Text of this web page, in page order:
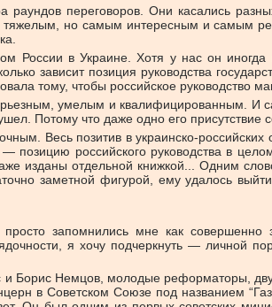
переговоров. Они касались
но самым интересным и самым
России в Украине. Хотя у нас он
зависит позиция руководства
тому, чтобы российское руководство
умелым и квалифицированным. И
Потому что даже одно его
Весь позитив в украинско-
позицию российского руководства в
изданы отдельной книжкой... Одним
заметной фигурой, ему удалось
запомнились мне как совершенно
я хочу подчеркнуть —
и Борис Немцов, молодые реформаторы,
в Советском Союзе под названием